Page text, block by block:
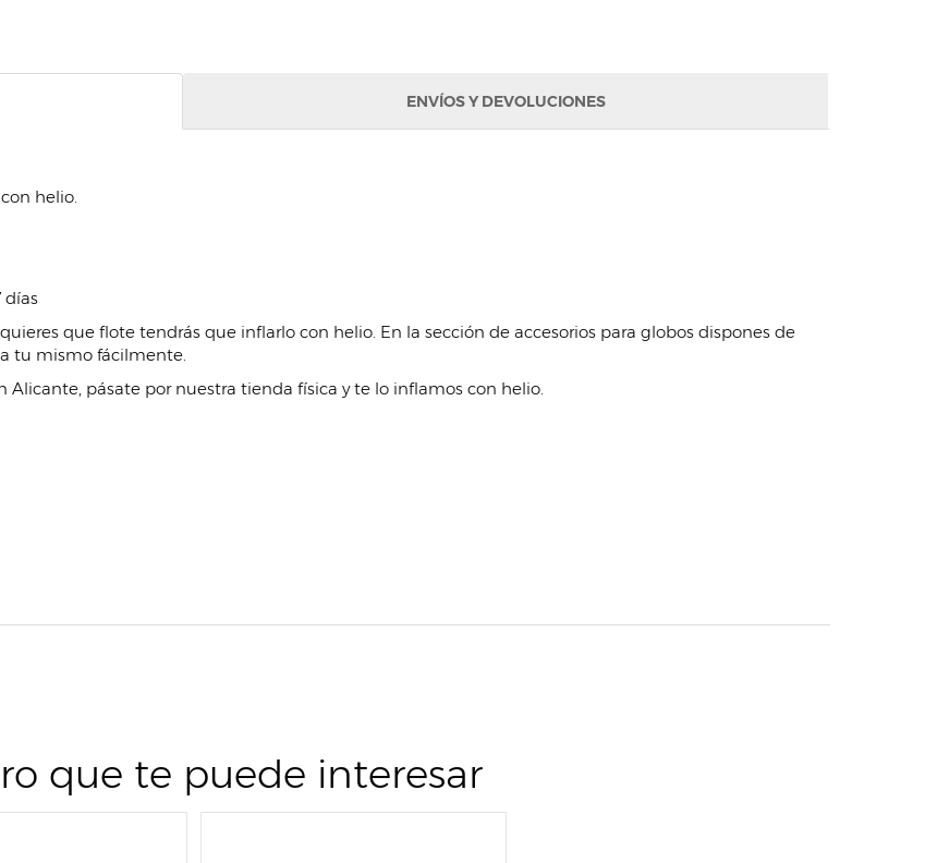
ENVÍOS Y DEVOLUCIONES
helio.
días
que flote tendrás que inflarlo con helio. En la sección de accesorios para globos dispones de
tu mismo fácilmente.
Alicante, pásate por nuestra tienda física y te lo inflamos con helio.
que te puede interesar